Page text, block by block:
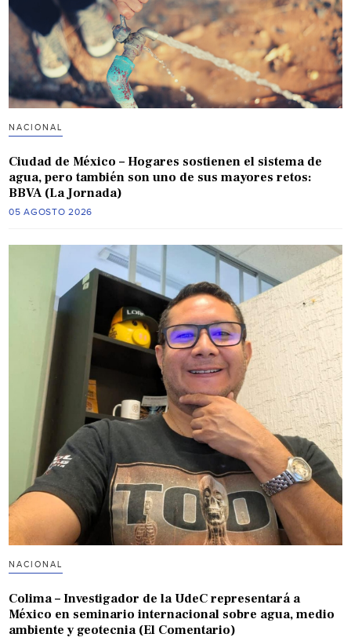
NACIONAL
Ciudad de México – Hogares sostienen el sistema de
agua, pero también son uno de sus mayores retos:
BBVA (La Jornada)
05 AGOSTO 2026
NACIONAL
Colima – Investigador de la UdeC representará a
México en seminario internacional sobre agua, medio
ambiente y geotecnia (El Comentario)